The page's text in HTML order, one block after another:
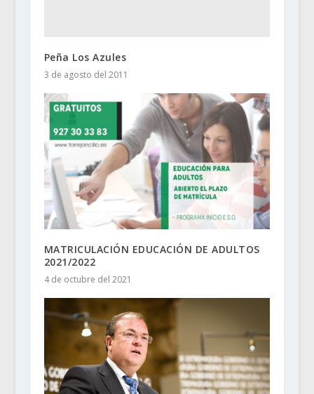
Peña Los Azules
3 de agosto del 2011
MATRICULACIÓN EDUCACIÓN DE ADULTOS
2021/2022
4 de octubre del 2021